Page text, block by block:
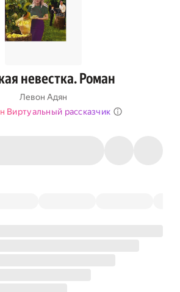
невестка. Роман
Левон Адян
Виртуальный рассказчик